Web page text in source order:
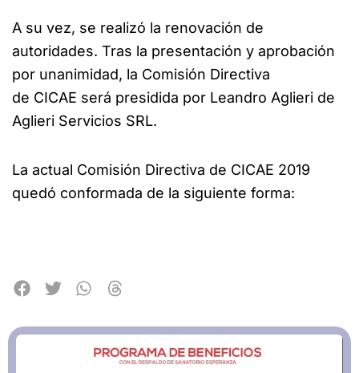
A su vez, se realizó la renovación de
autoridades. Tras la presentación y aprobación
por unanimidad, la Comisión Directiva
de CICAE será presidida por Leandro Aglieri de
Aglieri Servicios SRL.
La actual Comisión Directiva de CICAE 2019
quedó conformada de la siguiente forma: